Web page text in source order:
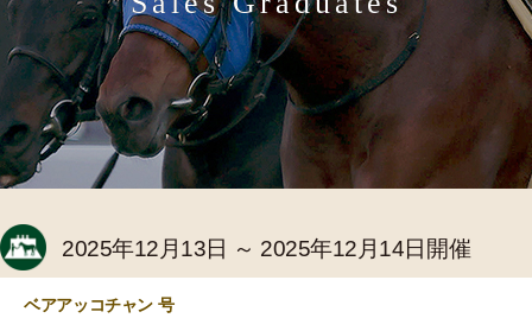
2025年12月13日 ～ 2025年12月14日開催
ベアアッコチャン 号